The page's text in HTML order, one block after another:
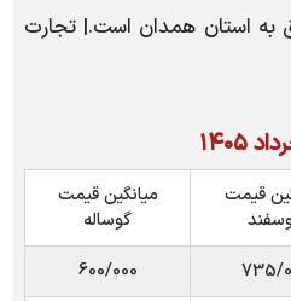
متعلق به استان همدان است.| تجارت
قیمت
میانگین قیمت
گوساله
735/
600/000